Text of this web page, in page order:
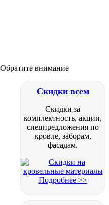
Обратите внимание
Скидки всем
Скидки за
комплектность, акции,
спецпредложения по
кровле, заборам,
фасадам.
Подробнее >>